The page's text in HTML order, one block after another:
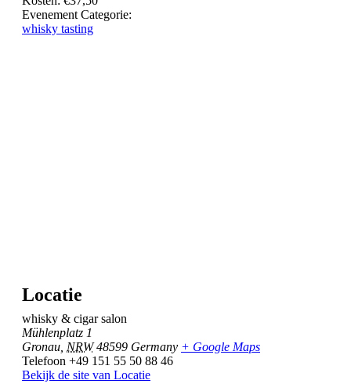
Evenement Categorie:
whisky tasting
Locatie
whisky & cigar salon
Mühlenplatz 1
Gronau NRW 48599 Germany + Google Maps
Telefoon +49 151 55 50 88 46
Bekijk de site van Locatie